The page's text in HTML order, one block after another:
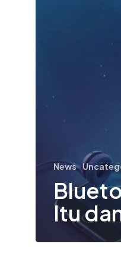
News
Itu